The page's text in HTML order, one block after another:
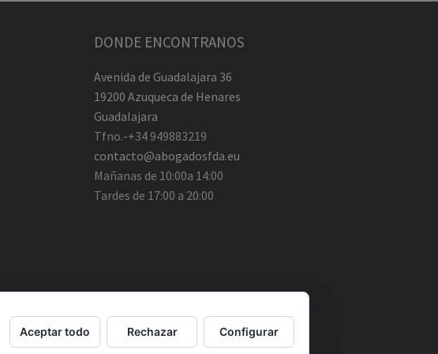
DONDE ENCONTRANOS
Avenida de Guadalajara 36
19200 Azuqueca de Henares
Guadalajara
Tfno.-+34 949883219
contacto@abogadosfda.eu
Mañanas de 10:00a 14:00
Tardes de 17:00 a 20:00
Aceptar todo Rechazar Configurar